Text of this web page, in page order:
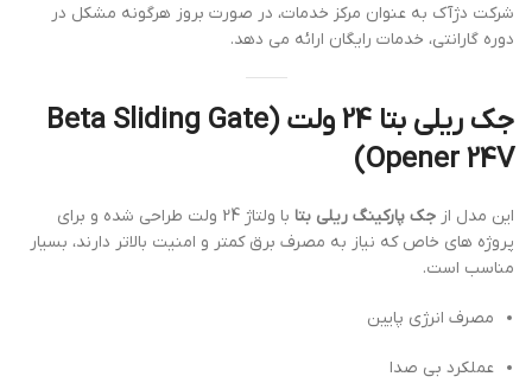
شرکت دژآک به عنوان مرکز خدمات، در صورت بروز هرگونه مشکل در
دوره گارانتی، خدمات رایگان ارائه می دهد.
جک ریلی بتا 24 ولت (Beta Sliding Gate
Opener 24V)
این مدل از جک پارکینگ ریلی بتا
با ولتاژ 24 ولت طراحی شده و برای
پروژه های خاص که نیاز به مصرف برق کمتر و امنیت بالاتر دارند، بسیار
مناسب است.
مصرف انرژی پایین
عملکرد بی صدا